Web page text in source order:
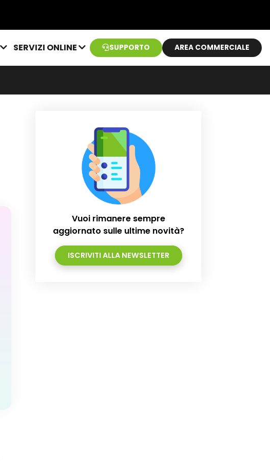
SERVIZI ONLINE SUPPORTO AREA COMMERCIALE
Vuoi rimanere sempre
aggiornato sulle ultime novità?
ISCRIVITI ALLA NEWSLETTER